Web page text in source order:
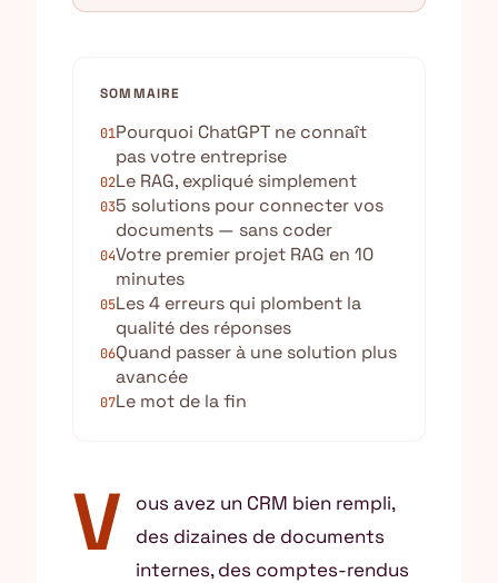
SOMMAIRE
01Pourquoi ChatGPT ne connaît
pas votre entreprise
02Le RAG, expliqué simplement
035 solutions pour connecter vos
documents — sans coder
04Votre premier projet RAG en 10
minutes
05Les 4 erreurs qui plombent la
qualité des réponses
06Quand passer à une solution plus
avancée
07Le mot de la fin
V
ous avez un CRM bien rempli,
des dizaines de documents
internes, des comptes-rendus